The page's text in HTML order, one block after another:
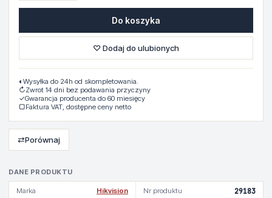
DANE PRODUKTU
Marka Hikvision Nr produktu 29183
Do koszyka
♡ Dodaj do ulubionych
◐ Wysyłka do 24h od skompletowania.
↻Zwrot 14 dni bez podawania przyczyny
✓Gwarancja producenta do 60 miesięcy
▢Faktura VAT, dostępne ceny netto
⇄Porównaj